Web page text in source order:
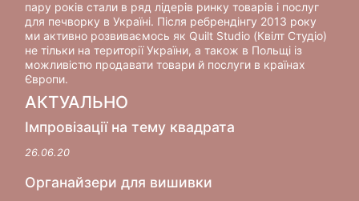
пару років стали в ряд лідерів ринку товарів і послуг
для печворку в Україні. Після ребрендінгу 2013 року
ми активно розвиваємось як Quilt Studio (Квілт Студіо)
не тільки на території України, а також в Польщі із
можливістю продавати товари й послуги в країнах
Європи.
АКТУАЛЬНО
Імпровізації на тему квадрата
26.06.20
Органайзери для вишивки